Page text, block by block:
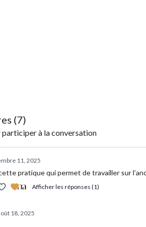
(7)
participer à la conversation
11, 2025
pratique qui permet de travailler sur
Afficher les réponses (1)
18, 2025